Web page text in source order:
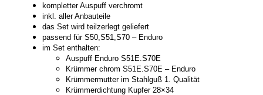
kompletter Auspuff verchromt
inkl. aller Anbauteile
das Set wird teilzerlegt geliefert
passend für S50,S51,S70 – Enduro
im Set enthalten:
Auspuff Enduro S51E.S70E
Krümmer chrom S51E.S70E – Enduro
Krümmermutter im Stahlguß 1. Qualität
Krümmerdichtung Kupfer 28×34